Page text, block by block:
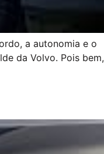
a autonomia e o
da Volvo. Pois bem,